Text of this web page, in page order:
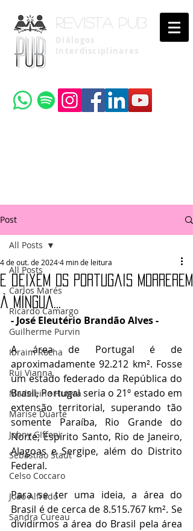
Revista pub
Diálogos
Interdisciplinares
Post
All Posts
Carlos Marés
Ricardo Camargo
Guilherme Purvin
Ibraim Rocha
Rui Vianna
Madeleine Hutyra
Marise Duarte
Johny GIffoni
Sebastião Staut
Celso Coccaro
João Alfredo
Sandra Cureau
All Posts
E deixem os Portugais morrerem
à míngua...
4 de out. de 20244 min de leitura
- José Eleutério Brandão Alves -
A área de Portugal é de
aproximadamente 92.212 km². Fosse
um estado federado da República do
Brasil, Portugal seria o 21º estado em
extensão territorial, superando tão
somente Paraíba, Rio Grande do
Norte, Espírito Santo, Rio de Janeiro,
Alagoas e Sergipe, além do Distrito
Federal.
Para se ter uma ideia, a área do
Brasil é de cerca de 8.515.767 km². Se
dividirmos a área do Brasil pela área